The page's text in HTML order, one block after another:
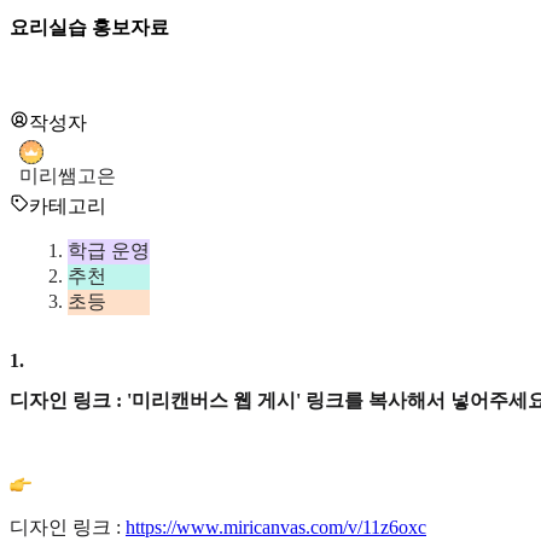
요리실습 홍보자료
작성자
미리쌤고은
카테고리
학급 운영
추천
초등
1.
디자인 링크 : '미리캔버스 웹 게시' 링크를 복사해서 넣어주세
디자인 링크 : https://www.miricanvas.com/v/11z6oxc